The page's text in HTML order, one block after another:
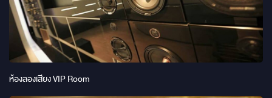
ห้องลองเสียง VIP Room